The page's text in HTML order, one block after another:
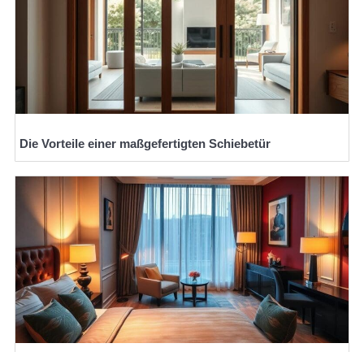
Die Vorteile einer maßgefertigten Schiebetür